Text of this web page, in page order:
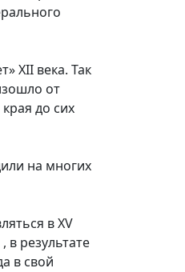
XII века. Так
от
до сих
на многих
в XV
в результате
в свой